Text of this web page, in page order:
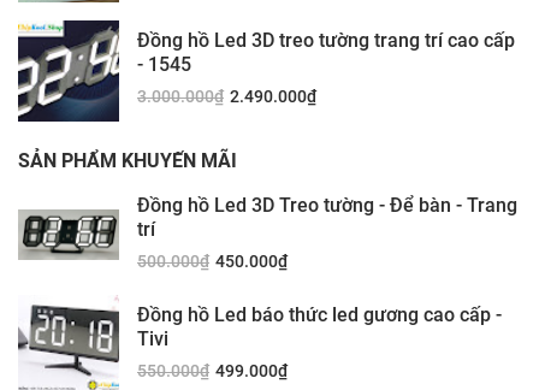
Đồng hồ Led 3D treo tường trang trí cao cấp
- 1545
3.000.000₫ 2.490.000₫
SẢN PHẨM KHUYẾN MÃI
Đồng hồ Led 3D Treo tường - Để bàn - Trang
trí
500.000₫ 450.000₫
Đồng hồ Led báo thức led gương cao cấp -
Tivi
550.000₫ 499.000₫